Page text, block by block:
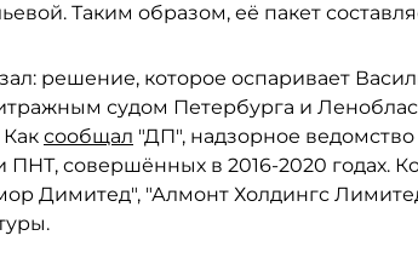
Таким образом, её пакет
решение, которое оспаривает
судом Петербурга и
сообщал "ДП", надзорное
ПНТ, совершённых в 2016-2020 годах.
Димитед", "Алмонт Холдингс